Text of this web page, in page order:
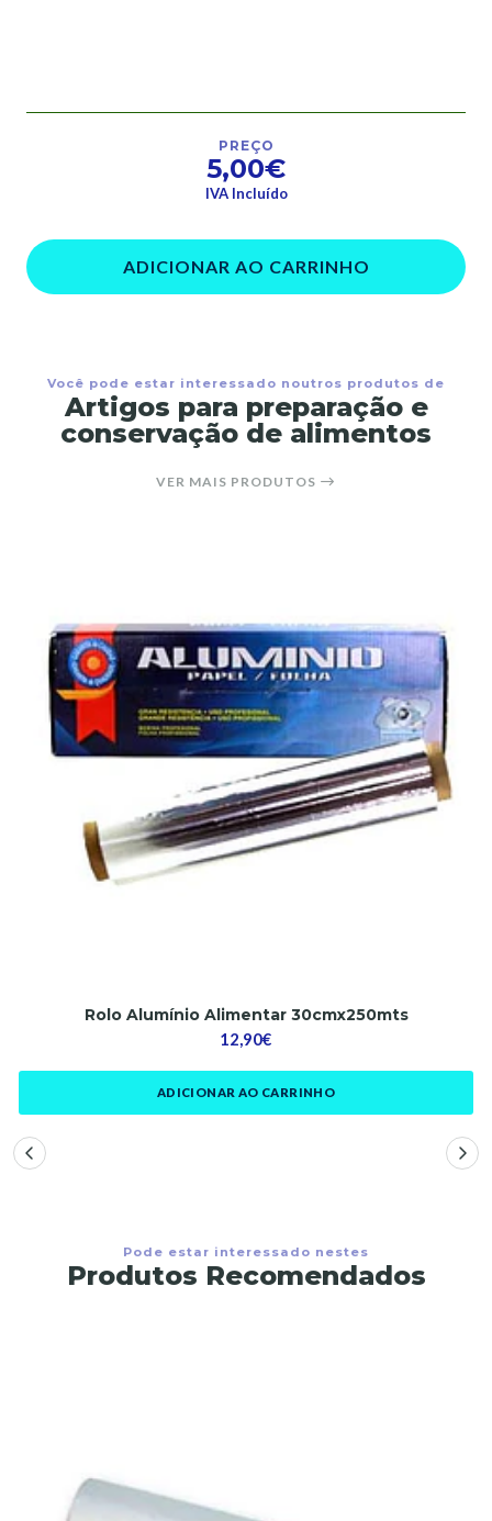
PREÇO
5,00€
IVA Incluído
ADICIONAR AO CARRINHO
Você pode estar interessado noutros produtos de
Artigos para preparação e
conservação de alimentos
VER MAIS PRODUTOS
Rolo Alumínio Alimentar 30cmx250mts
12,90€
ADICIONAR AO CARRINHO
Pode estar interessado nestes
Produtos Recomendados